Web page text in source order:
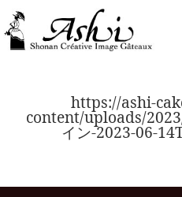
https://ashi-
content/uploads/
イン-2023-06-